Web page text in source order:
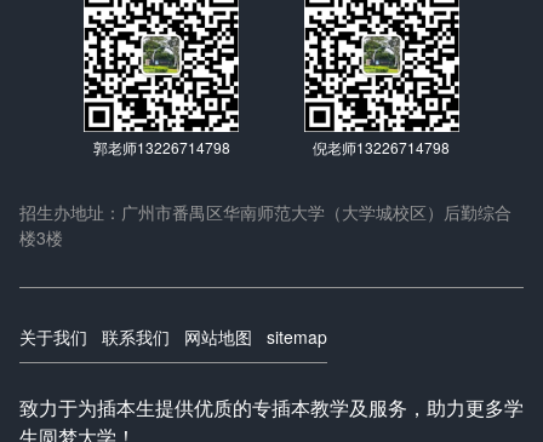
关于我们 联系我们 网站地图 sitemap
致力于为插本生提供优质的专插本教学及服务，助力更多学
生圆梦大学！
郭老师13226714798 倪老师13226714798
招生办地址：广州市番禺区华南师范大学（大学城校区）后勤综合
楼3楼